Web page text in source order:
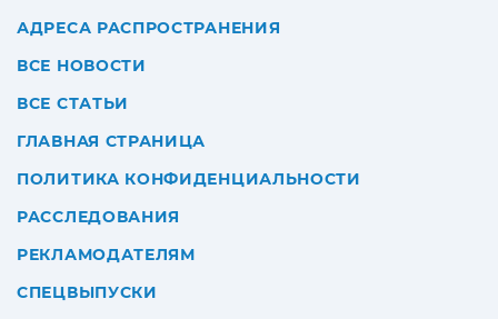
АДРЕСА РАСПРОСТРАНЕНИЯ
ВСЕ НОВОСТИ
ВСЕ СТАТЬИ
ГЛАВНАЯ СТРАНИЦА
ПОЛИТИКА КОНФИДЕНЦИАЛЬНОСТИ
РАССЛЕДОВАНИЯ
РЕКЛАМОДАТЕЛЯМ
СПЕЦВЫПУСКИ